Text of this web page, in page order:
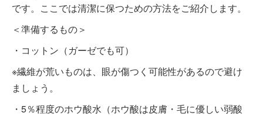
です。ここでは清潔に保つための方法をご紹介します。
＜準備するもの＞
・コットン（ガーゼでも可）
※繊維が荒いものは、眼が傷つく可能性があるので避け
ましょう。
・5％程度のホウ酸水（ホウ酸は皮膚・毛に優しい弱酸